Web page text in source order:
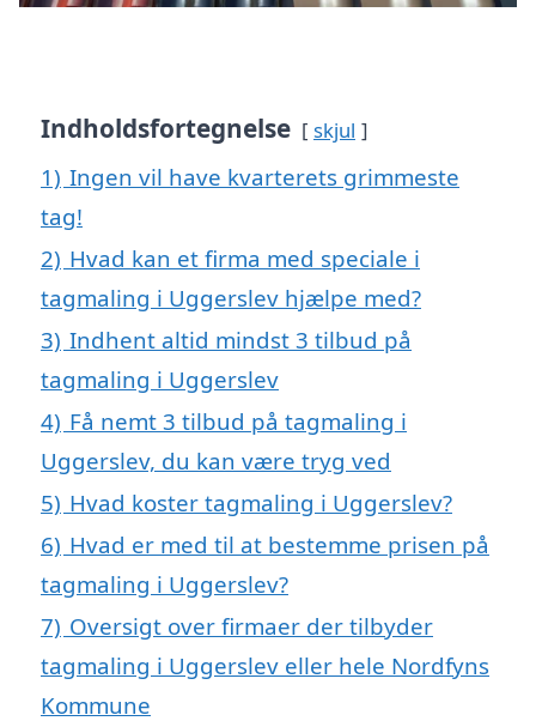
Indholdsfortegnelse skjul
1) Ingen vil have kvarterets grimmeste
tag!
2) Hvad kan et firma med speciale i
tagmaling i Uggerslev hjælpe med?
3) Indhent altid mindst 3 tilbud på
tagmaling i Uggerslev
4) Få nemt 3 tilbud på tagmaling i
Uggerslev, du kan være tryg ved
5) Hvad koster tagmaling i Uggerslev?
6) Hvad er med til at bestemme prisen på
tagmaling i Uggerslev?
7) Oversigt over firmaer der tilbyder
tagmaling i Uggerslev eller hele Nordfyns
Kommune